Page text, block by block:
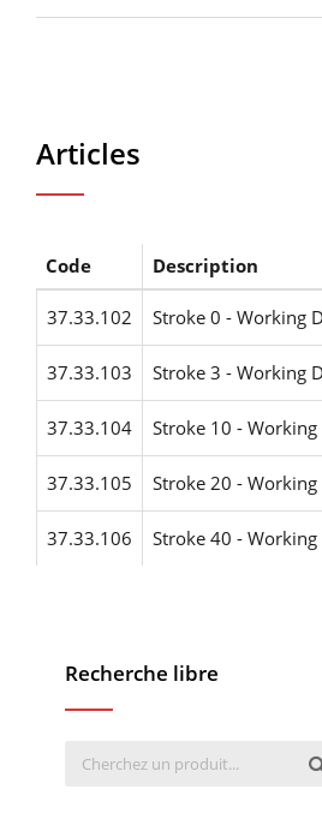
Articles
Code Description
37.33.102 Stroke 0 - Working
37.33.103 Stroke 3 - Working
37.33.104 Stroke 10 - Working
37.33.105 Stroke 20 - Working
37.33.106 Stroke 40 - Working
Recherche libre